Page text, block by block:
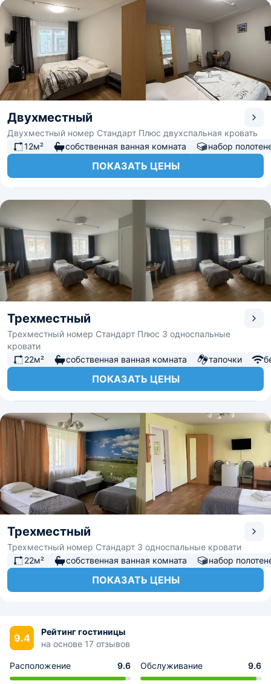
Двухместный
Двухместный номер Стандарт Плюс двухспальная кровать
12м²
собственная ванная комната набор
ПОКАЗАТЬ ЦЕНЫ
Трехместный
Трехместный номер Стандарт Плюс 3 односпальные
кровати
22м²
собственная ванная комната тапочки
ПОКАЗАТЬ ЦЕНЫ
Трехместный
Трехместный номер Стандарт 3 односпальные кровати
22м²
собственная ванная комната набор
ПОКАЗАТЬ ЦЕНЫ
9.4
Рейтинг гостиницы
на основе 17 отзывов
Расположение 9.6 Обслуживание 9.6